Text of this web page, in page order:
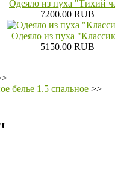
Одеяло из пуха "Тихий
7200.00 RUB
Одеяло из пуха
5150.00 RUB
белье 1.5 спальное >>